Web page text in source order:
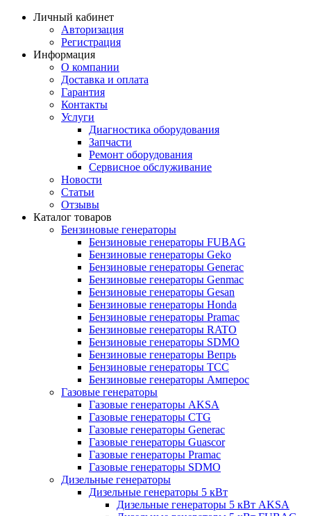
Личный кабинет
Авторизация
Регистрация
Информация
О компании
Доставка и оплата
Гарантия
Контакты
Услуги
Диагностика оборудования
Запчасти
Ремонт оборудования
Сервисное обслуживание
Новости
Статьи
Отзывы
Каталог товаров
Бензиновые генераторы
Бензиновые генераторы FUBAG
Бензиновые генераторы Geko
Бензиновые генераторы Generac
Бензиновые генераторы Genmac
Бензиновые генераторы Gesan
Бензиновые генераторы Honda
Бензиновые генераторы Pramac
Бензиновые генераторы RATO
Бензиновые генераторы SDMO
Бензиновые генераторы Вепрь
Бензиновые генераторы ТСС
Бензиновые генераторы Амперос
Газовые генераторы
Газовые генераторы AKSA
Газовые генераторы CTG
Газовые генераторы Generac
Газовые генераторы Guascor
Газовые генераторы Pramac
Газовые генераторы SDMO
Дизельные генераторы
Дизельные генераторы 5 кВт
Дизельные генераторы 5 кВт AKSA